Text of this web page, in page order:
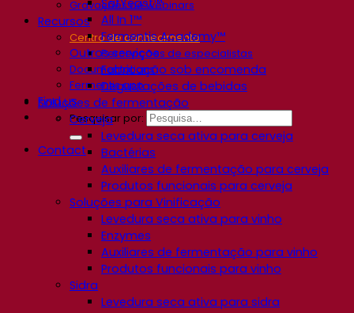
Gravações de webinars
Recursos
Centro de conhecimento
Percepções de especialistas
Documentations
Fermentis app
Find us
Pesquisar por:
Contact
All In 1™
Fermentis Academy™
Outros serviços
Fabricação sob encomenda
Degustações de bebidas
Soluções de fermentação
Cerveja
Levedura seca ativa para cerveja
Bactérias
Auxiliares de fermentação para cerveja
Produtos funcionais para cerveja
Soluções para Vinificação
Levedura seca ativa para vinho
Enzymes
Auxiliares de fermentação para vinho
Produtos funcionais para vinho
Sidra
Levedura seca ativa para sidra